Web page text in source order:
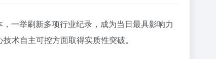
一举刷新多项行业纪录，成为当日最具影响力
术自主可控方面取得实质性突破。